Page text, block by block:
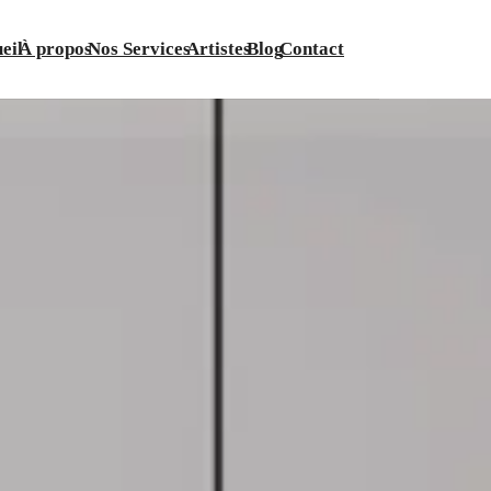
À proposNos ServicesArtistesBlogContact